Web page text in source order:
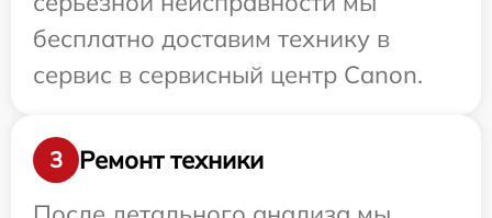
бесплатно доставим технику в
сервис в сервисный центр Canon.
3
Ремонт техники